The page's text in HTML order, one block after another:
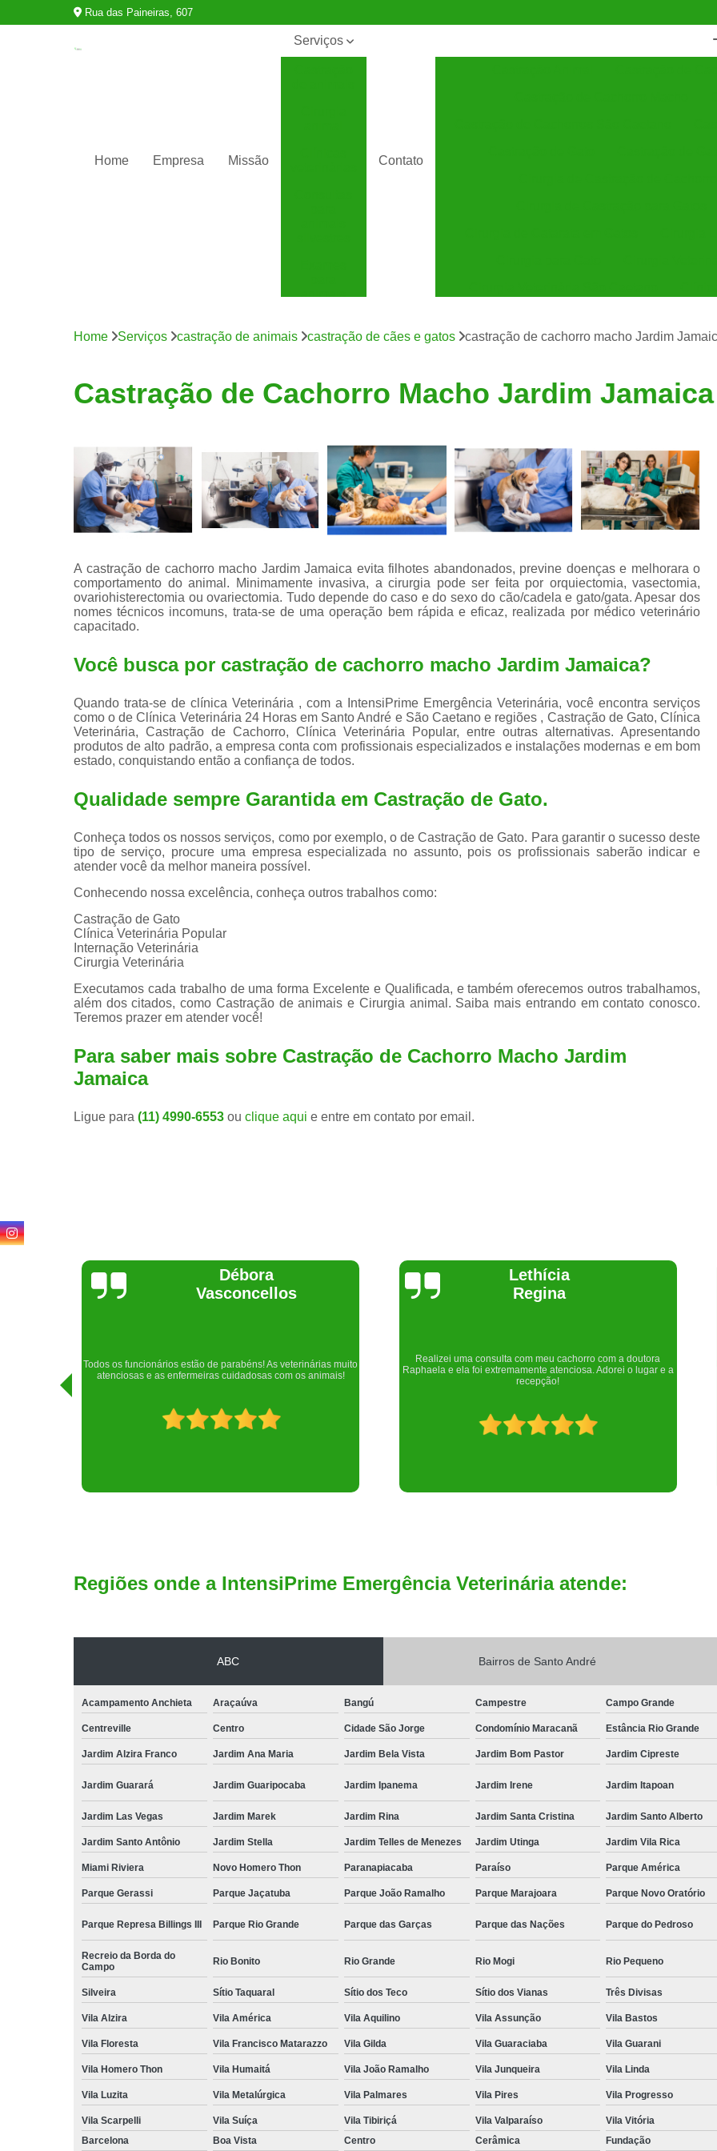
Rua das Paineiras, 607
Home Empresa Missão
Serviços
animais
para
tártaro
Contato
Clínica Veterinária Especializada em Cães
Clínica Veterinária Santo André
Consulta de
Consulta Médica
Consulta Médica Veterinária para
Consulta para
Consulta para Animais Silvestres São
Consulta para Silvestres
Consulta Veterinária para Silvestres
Exame de Laboratório para Animais
Exame de Raio X para Animais
Exame de Ultrassom para
Exame para Animais Santo André
Internação para Animais de Estimação
Internação para Cães e
Internação Semi Intensiva Veterinária
Limpeza Tártaro Santo André
Limpeza
Home Serviços castração de animais castração de cães e gatos castração de cachorro macho Jardim
Castração de Cachorro Macho Jardim Jamaica
A castração de cachorro macho Jardim Jamaica evita filhotes abandonados, previne doenças e melhorara o
comportamento do animal. Minimamente invasiva, a cirurgia pode ser feita por orquiectomia, vasectomia,
ovariohisterectomia ou ovariectomia. Tudo depende do caso e do sexo do cão/cadela e gato/gata. Apesar dos
nomes técnicos incomuns, trata-se de uma operação bem rápida e eficaz, realizada por médico veterinário
capacitado.
Você busca por castração de cachorro macho Jardim Jamaica?
Quando trata-se de clínica Veterinária , com a IntensiPrime Emergência Veterinária, você encontra serviços
como o de Clínica Veterinária 24 Horas em Santo André e São Caetano e regiões , Castração de Gato, Clínica
Veterinária, Castração de Cachorro, Clínica Veterinária Popular, entre outras alternativas. Apresentando
produtos de alto padrão, a empresa conta com profissionais especializados e instalações modernas e em bom
estado, conquistando então a confiança de todos.
Qualidade sempre Garantida em Castração de Gato.
Conheça todos os nossos serviços, como por exemplo, o de Castração de Gato. Para garantir o sucesso deste
tipo de serviço, procure uma empresa especializada no assunto, pois os profissionais saberão indicar e
atender você da melhor maneira possível.
Conhecendo nossa excelência, conheça outros trabalhos como:
Castração de Gato
Clínica Veterinária Popular
Internação Veterinária
Cirurgia Veterinária
Executamos cada trabalho de uma forma Excelente e Qualificada, e também oferecemos outros trabalhamos,
além dos citados, como Castração de animais e Cirurgia animal. Saiba mais entrando em contato conosco.
Teremos prazer em atender você!
Para saber mais sobre Castração de Cachorro Macho Jardim
Jamaica
Ligue para (11) 4990-6553 ou clique aqui e entre em contato por email.
Lethícia
Regina
Realizei uma consulta com meu cachorro com a doutora
Raphaela e ela foi extremamente atenciosa. Adorei o lugar e a
recepção!
Joelma Lilian
Um lugar maravilhoso. Sempre serei grata pelo que fizeram por
nós!
Regiões onde a IntensiPrime Emergência Veterinária atende:
ABC Bairros de Santo André
Acampamento Anchieta Araçaúva Bangú Campestre Campo Grande
Centreville Centro Cidade São Jorge Condomínio Maracanã Estância Rio Grande
Jardim Alzira Franco Jardim Ana Maria Jardim Bela Vista Jardim Bom Pastor Jardim Cipreste
Jardim Guarará Jardim Guaripocaba Jardim Ipanema Jardim Irene Jardim Itapoan
Jardim Las Vegas Jardim Marek Jardim Rina Jardim Santa Cristina Jardim Santo Alberto
Jardim Santo Antônio Jardim Stella Jardim Telles de Menezes Jardim Utinga Jardim Vila Rica
Miami Riviera Novo Homero Thon Paranapiacaba Paraíso Parque América
Parque Gerassi Parque Jaçatuba Parque João Ramalho Parque Marajoara Parque Novo Oratório
Parque Represa Billings III Parque Rio Grande Parque das Garças Parque das Nações Parque do Pedroso
Recreio da Borda do
Campo
Rio Bonito Rio Grande Rio Mogi Rio Pequeno
Silveira Sítio Taquaral Sítio dos Teco Sítio dos Vianas Três Divisas
Vila Alzira Vila América Vila Aquilino Vila Assunção Vila Bastos
Vila Floresta Vila Francisco Matarazzo Vila Gilda Vila Guaraciaba Vila Guarani
Vila Homero Thon Vila Humaitá Vila João Ramalho Vila Junqueira Vila Linda
Vila Luzita Vila Metalúrgica Vila Palmares Vila Pires Vila Progresso
Vila Scarpelli Vila Suíça Vila Tibiriçá Vila Valparaíso Vila Vitória
Barcelona
Boa Vista Centro Cerâmica Fundação